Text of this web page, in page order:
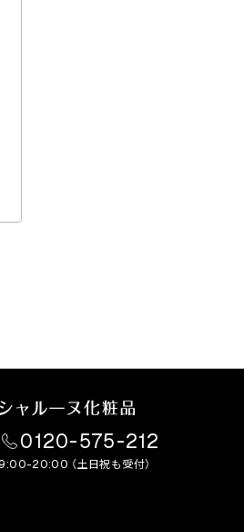
0120-575-212
9:00-20:00 （土日祝も受付）